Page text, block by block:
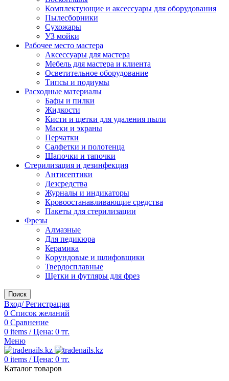
Комплектующие и аксессуары для оборудования
Пылесборники
Сухожары
УЗ мойки
Рабочее место мастера
Аксессуары для мастера
Мебель для мастера и клиента
Осветительное оборудование
Типсы и подиумы
Расходные материалы
Бафы и пилки
Жидкости
Кисти и щетки для удаления пыли
Маски и экраны
Перчатки
Салфетки и полотенца
Шапочки и тапочки
Стерилизация и дезинфекция
Антисептики
Дезсредства
Журналы и индикаторы
Кровоостанавливающие средства
Пакеты для стерилизации
Фрезы
Алмазные
Для педикюра
Керамика
Корундовые и шлифовщики
Твердосплавные
Щетки и футляры для фрез
Поиск
Вход/ Регистрация
0 Список желаний
0 Сравнение
0 items / Цена: 0 тг.
Меню
0 items / Цена: 0 тг.
Каталог товаров